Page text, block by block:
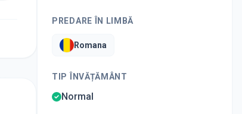
PREDARE ÎN LIMBĂ
Romana
TIP ÎNVĂȚĂMÂNT
Normal